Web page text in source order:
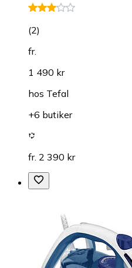
(2)
fr.
1 490 kr
hos Tefal
+6 butiker
fr. 2 390 kr